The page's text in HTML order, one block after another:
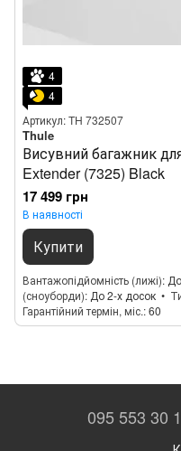
4
4
Артикул: TH 732507
Thule
Висувний багажник
Extender (7325) Black
17 499 грн
В наявності
Купити
Вантажопідйомність (лижі)
(сноуборди) До 2-х досок
Гарантійний термін, міс. 60
095 553 30